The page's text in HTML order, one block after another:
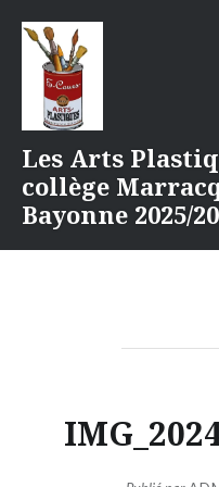
contenu
Les Arts
collège
Bayonne 2025/